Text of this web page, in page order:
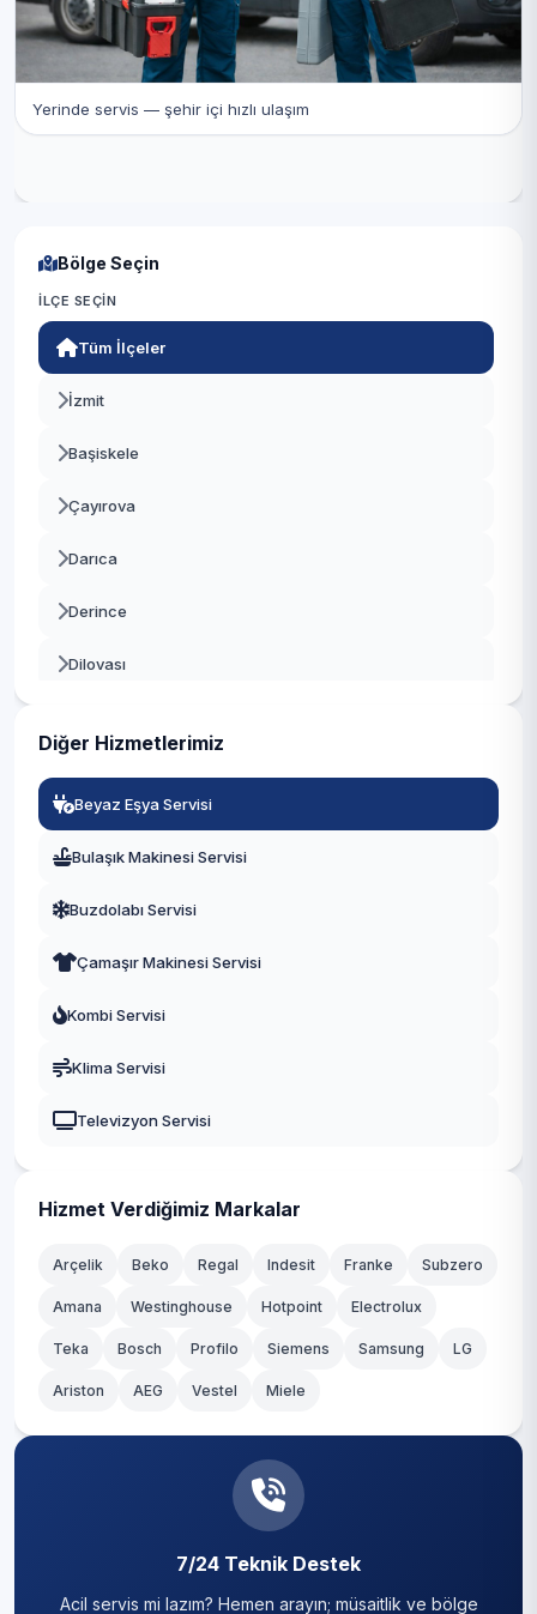
Yerinde servis — şehir içi hızlı ulaşım
Bölge Seçin
İLÇE SEÇIN
Tüm İlçeler
İzmit
Başiskele
Çayırova
Darıca
Derince
Dilovası
Diğer Hizmetlerimiz
Beyaz Eşya Servisi
Bulaşık Makinesi Servisi
Buzdolabı Servisi
Çamaşır Makinesi Servisi
Kombi Servisi
Klima Servisi
Televizyon Servisi
Hizmet Verdiğimiz Markalar
Arçelik Beko Regal Indesit Franke Subzero
Amana Westinghouse Hotpoint Electrolux
Teka Bosch Profilo Siemens Samsung LG
Ariston AEG Vestel Miele
7/24 Teknik Destek
Acil servis mi lazım? Hemen arayın; müsaitlik ve bölge